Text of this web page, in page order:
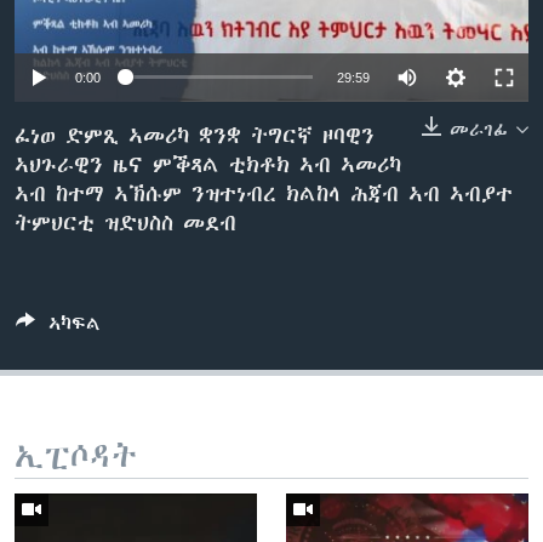
ቂሔ ጽልሚ
ቋንቋታት
Auto 240p
0:00 29:59
240p
480p
መራገፊ
ፈነወ ድምጺ ኣመሪካ ቋንቋ ትግርኛ ዞባዊን
ኣህጉራዊን ዜና ምቕጻል ቲክቶክ ኣብ ኣመሪካ
ኣብ ከተማ ኣኽሱም ንዝተነብረ ክልከላ ሕጃብ ኣብ ኣብያተ
ትምህርቲ ዝድህስስ መደብ
ኣካፍል
ኢፒሶዳት